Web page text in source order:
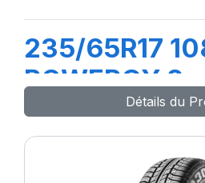
235/65R17
POWERGY 2
Détails du